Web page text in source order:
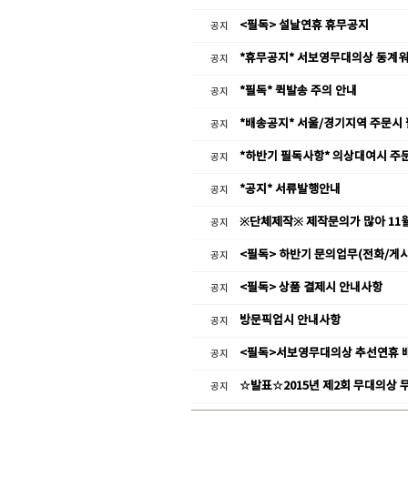
공지 <필독> 설날연휴 휴무공지
공지 *휴무공지* 서보영무대의상 동계
공지 *필독* 퀵발송 주의 안내
공지 *배송공지* 서울/경기지역 주문시
공지 *하반기 필독사항* 의상대여시 주
공지 *공지* 서류발행안내
공지 ※단체제작※ 제작문의가 많아 11
공지 <필독> 하반기 문의업무(전화/게
공지 <필독> 상품 결제시 안내사항
공지 방문픽업시 안내사항
공지 <필독>서보영무대의상 추선연휴
공지 ☆발표☆2015년 제2회 무대의상